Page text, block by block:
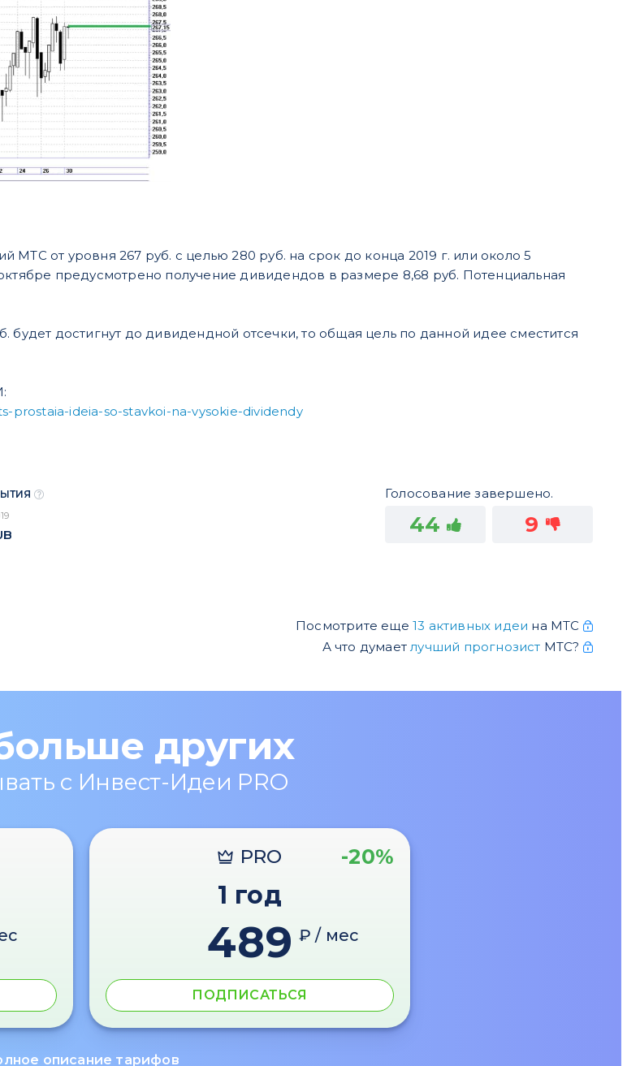
МТС от уровня 267 руб. с целью 280 руб. на срок до конца 2019 г. или около 5
предусмотрено получение дивидендов в размере 8,68 руб. Потенциальная
будет достигнут до дивидендной отсечки, то общая цель по данной идее сместится
prostaia-ideia-so-stavkoi-na-vysokie-dividendy
Голосование завершено.
44 9
Посмотрите еще 13 активных идеи на МТС
А что думаетлучший прогнозист МТС?
других
с Инвест-Идеи PRO
PRO -20%
1 год
489 ₽ / мес
ПОДПИСАТЬСЯ
описание тарифов